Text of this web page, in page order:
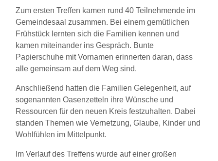
Zum ersten Treffen kamen rund 40 Teilnehmende im
Gemeindesaal zusammen. Bei einem gemütlichen
Frühstück lernten sich die Familien kennen und
kamen miteinander ins Gespräch. Bunte
Papierschuhe mit Vornamen erinnerten daran, dass
alle gemeinsam auf dem Weg sind.
Anschließend hatten die Familien Gelegenheit, auf
sogenannten Oasenzetteln ihre Wünsche und
Ressourcen für den neuen Kreis festzuhalten. Dabei
standen Themen wie Vernetzung, Glaube, Kinder und
Wohlfühlen im Mittelpunkt.
Im Verlauf des Treffens wurde auf einer großen